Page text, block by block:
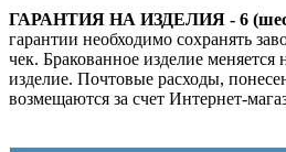
ГАРАНТИЯ НА ИЗДЕЛИЯ - 6
гарантии необходимо сохранять
чек. Бракованное изделие меняется
изделие. Почтовые расходы,
возмещаются за счет Интернет-